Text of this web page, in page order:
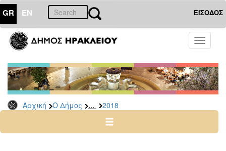
GR EN ΕΙΣΟΔΟΣ
Toggle
Αρχική Ο Δήμος ... 2018
ΔΗΜΟΣ
Διακηρύξεις
-
Δημοπρασίες
Αρχείο
2025